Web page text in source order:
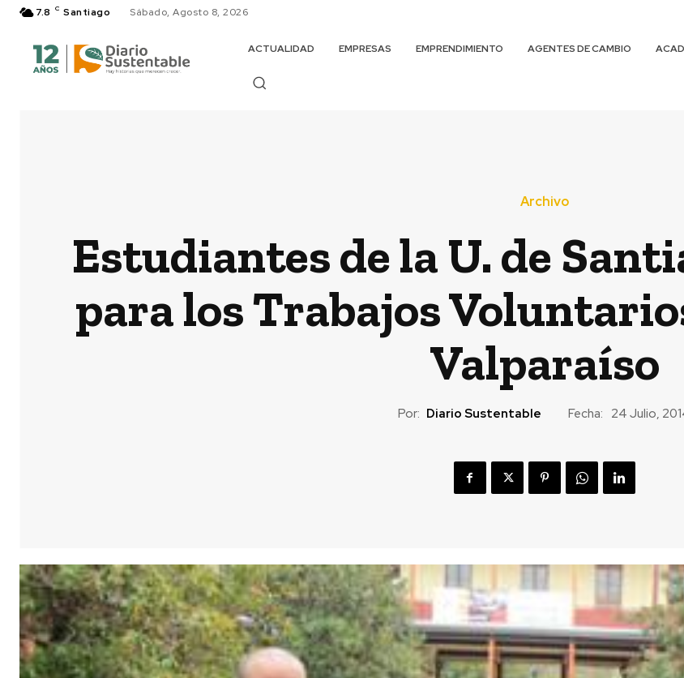
7.8 C Santiago Sábado, Agosto 8, 2026
ACTUALIDAD EMPRESAS EMPRENDIMIENTO AGENTES DE CAMBIO
Archivo
Estudiantes de la U. de
para los Trabajos
Valparaíso
Por: Diario Sustentable Fecha: 24 Julio,